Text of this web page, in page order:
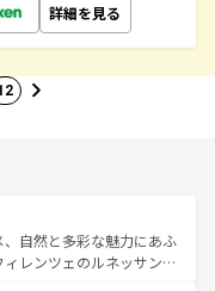
詳細を見る
自然と多彩な魅力にあふ
レンツェのルネッサンス